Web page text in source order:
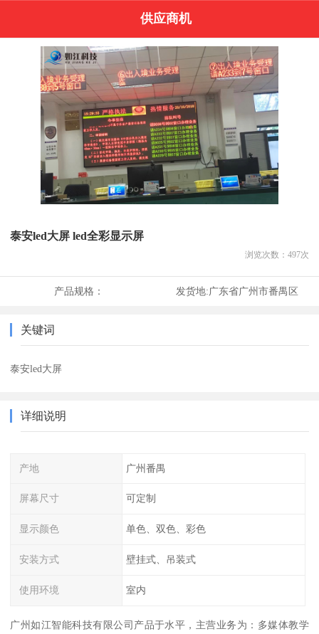
供应商机
泰安led大屏 led全彩显示屏
浏览次数： 497次
产品规格： 发货地:广东省广州市番禺区
关键词
泰安led大屏
详细说明
产地 广州番禺
屏幕尺寸 可定制
显示颜色 单色、双色、彩色
安装方式 壁挂式、吊装式
使用环境 室内
广州如江智能科技有限公司产品于水平，主营业务为：多媒体教学